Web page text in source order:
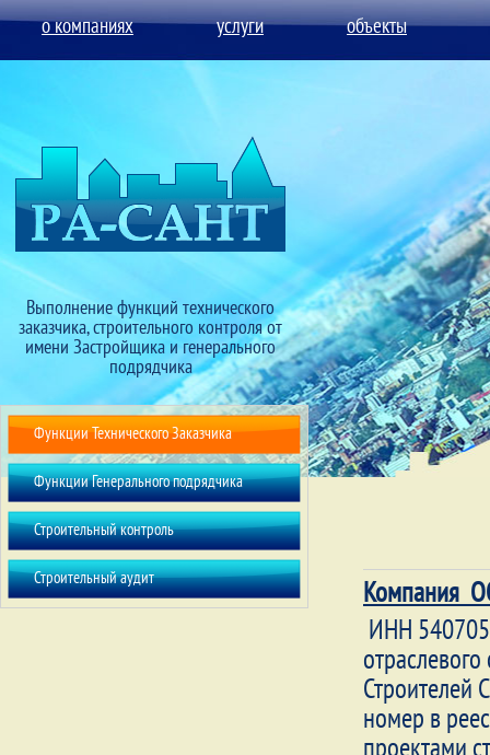
о компаниях услуги объекты
Выполнение функций технического
заказчика, строительного контроля от
имени Застройщика и генерального
подрядчика
Функции Технического Заказчика
Функции Генерального подрядчика
Строительный контроль
Строительный аудит
Компания
ИНН
Строителей
номер в
проектами